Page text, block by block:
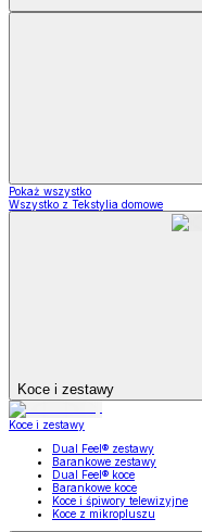
Pokaż wszystko
Wszystko z Tekstylia domowe
Koce i zestawy
Koce i zestawy
Dual Feel® zestawy
Barankowe zestawy
Dual Feel® koce
Barankowe koce
Koce i śpiwory telewizyjne
Koce z mikropluszu